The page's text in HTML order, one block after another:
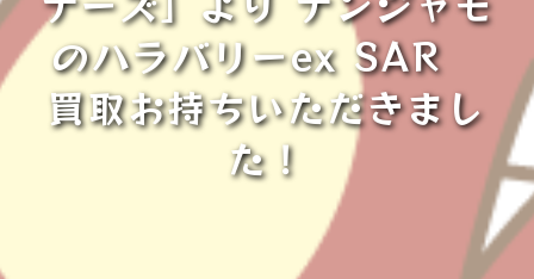
のハラバリーex SAR
買取お持ちいただきまし
た！